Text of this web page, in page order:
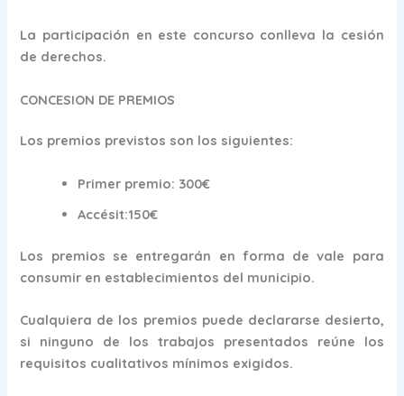
La participación en este concurso conlleva la cesión
de derechos.
CONCESION DE PREMIOS
Los premios previstos son los siguientes:
Primer premio: 300€
Accésit:150€
Los premios se entregarán en forma de vale para
consumir en establecimientos del municipio.
Cualquiera de los premios puede declararse desierto,
si ninguno de los trabajos presentados reúne los
requisitos cualitativos mínimos exigidos.